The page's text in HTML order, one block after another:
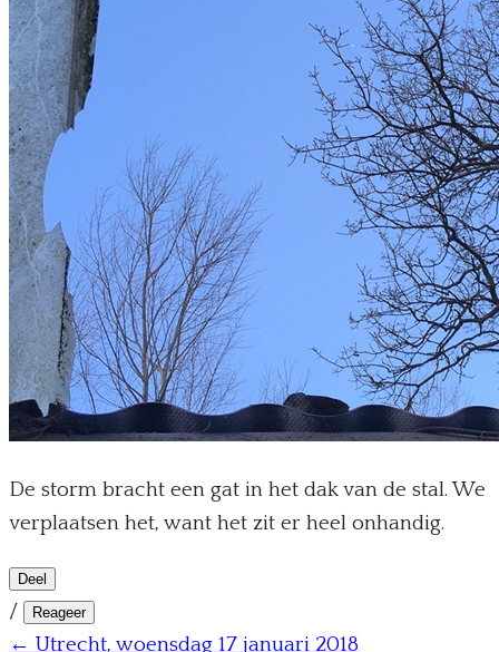
De storm bracht een gat in het dak van de stal. We
verplaatsen het, want het zit er heel onhandig.
Deel
/ Reageer
← Utrecht, woensdag 17 januari 2018